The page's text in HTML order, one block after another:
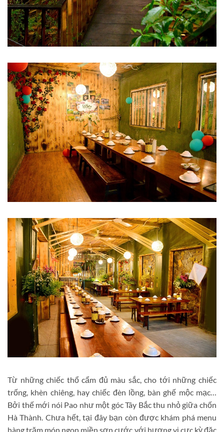
Từ những chiếc thổ cẩm đủ màu sắc, cho tới những chiếc
trống, khèn chiêng, hay chiếc đèn lồng, bàn ghế mộc mạc…
Bởi thế mới nói Pao như một góc Tây Bắc thu nhỏ giữa chốn
Hà Thành. Chưa hết, tại đây bạn còn được khám phá menu
hàng trăm món ngon miền sơn cước với hương vị cực kỳ đặc